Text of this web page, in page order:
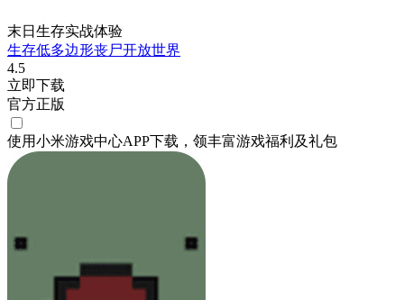
末日生存实战体验
生存低多边形丧尸开放世界
4.5
立即下载
官方正版
使用小米游戏中心APP下载 ，领丰富游戏福利 及礼包